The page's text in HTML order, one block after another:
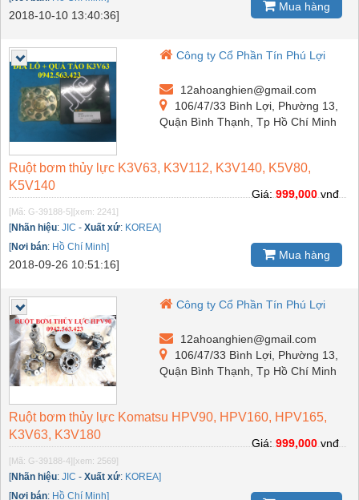
2018-10-10 13:40:36]
Mua hàng
Công ty Cổ Phần Tín Phú Lợi
12ahoanghien@gmail.com
106/47/33 Bình Lợi, Phường 13,
Quận Bình Thạnh, Tp Hồ Chí Minh
Ruột bơm thủy lực K3V63, K3V112, K3V140, K5V80,
K5V140
[Mã: G-39188-5] [xem: 2241]
[Nhãn hiệu: JIC - Xuất xứ: KOREA]
[Nơi bán: Hồ Chí Minh]
2018-09-26 10:51:16]
Giá:999,000vnđ
Mua hàng
Công ty Cổ Phần Tín Phú Lợi
12ahoanghien@gmail.com
106/47/33 Bình Lợi, Phường 13,
Quận Bình Thạnh, Tp Hồ Chí Minh
Ruột bơm thủy lực Komatsu HPV90, HPV160, HPV165,
K3V63, K3V180
[Mã: G-39188-4] [xem: 2569]
[Nhãn hiệu: JIC - Xuất xứ: KOREA]
[Nơi bán: Hồ Chí Minh]
Giá:999,000vnđ